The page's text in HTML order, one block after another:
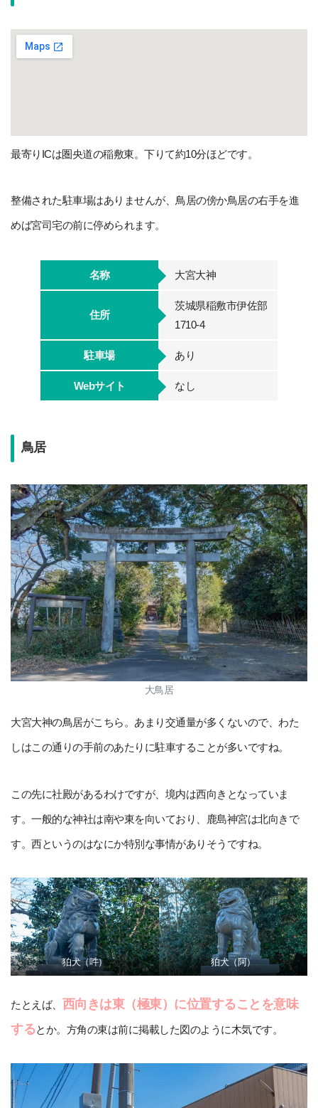
最寄りICは圏央道の稲敷東。下りて約10分ほどです。
整備された駐車場はありませんが、鳥居の傍か鳥居の右手を進
めば宮司宅の前に停められます。
名称 大宮大神
住所
茨城県稲敷市伊佐部
1710-4
駐車場 あり
Webサイト なし
鳥居
大鳥居
大宮大神の鳥居がこちら。あまり交通量が多くないので、わた
しはこの通りの手前のあたりに駐車することが多いですね。
この先に社殿があるわけですが、境内は西向きとなっていま
す。一般的な神社は南や東を向いており、鹿島神宮は北向きで
す。西というのはなにか特別な事情がありそうですね。
狛犬（吽） 狛犬（阿）
たとえば、 西向きは東（極東）に位置することを意味
するとか。方角の東は前に掲載した図のように木気です。